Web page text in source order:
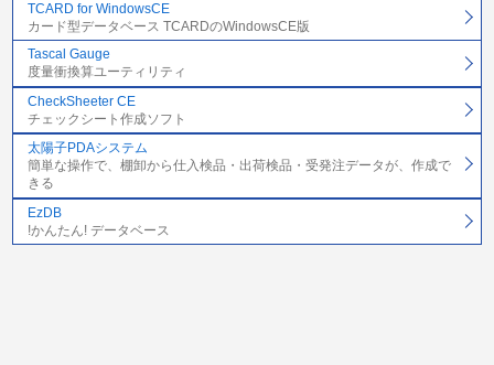
TCARD for WindowsCE
カード型データベース TCARDのWindowsCE版
Tascal Gauge
度量衝換算ユーティリティ
CheckSheeter CE
チェックシート作成ソフト
太陽子PDAシステム
簡単な操作で、棚卸から仕入検品・出荷検品・受発注データが、作成で
きる
EzDB
!かんたん! データベース